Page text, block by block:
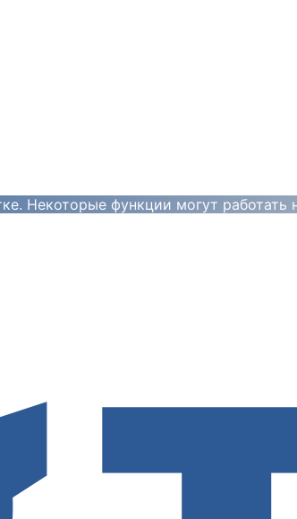
Некоторые функции могут работать